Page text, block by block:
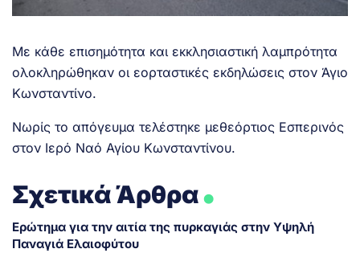
Με κάθε επισημότητα και εκκλησιαστική λαμπρότητα
ολοκληρώθηκαν οι εορταστικές εκδηλώσεις στον Άγιο
Κωνσταντίνο.
Νωρίς το απόγευμα τελέστηκε μεθεόρτιος Εσπερινός
στον Ιερό Ναό Αγίου Κωνσταντίνου.
Σχετικά Άρθρα.
Ερώτημα για την αιτία της πυρκαγιάς στην Υψηλή
Παναγιά Ελαιοφύτου